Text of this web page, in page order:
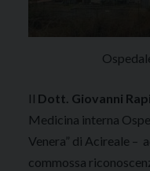
Il Dott. Giovanni
Medicina interna
Venera” di Acireale –
commossa